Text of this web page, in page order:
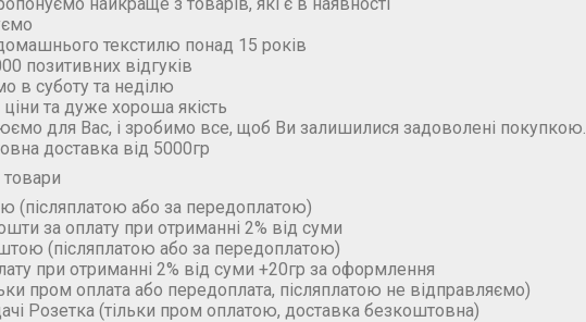
текстилю понад 15 років
позитивних відгуків
в суботу та неділю
ціни та дуже хороша якість
для Вас, і зробимо все, щоб Ви залишилися задоволені покупкою.
доставка від 5000гр
(пiсляплатою або за передоплатою)
за оплату при отриманні 2% від суми
(пiсляплатою або за передоплатою)
при отриманні 2% від суми +20гр за оформлення
пром оплата або передоплата, післяплатою не відправляємо)
Розетка (тільки пром оплатою, доставка безкоштовна)